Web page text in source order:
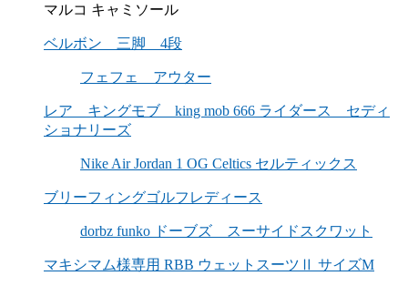
マルコ キャミソール
ベルボン 三脚 4段
フェフェ アウター
レア キングモブ king mob 666 ライダース セディ
ショナリーズ
Nike Air Jordan 1 OG Celtics セルティックス
ブリーフィングゴルフレディース
dorbz funko ドーブズ スーサイドスクワット
マキシマム様専用 RBB ウェットスーツⅡ サイズM